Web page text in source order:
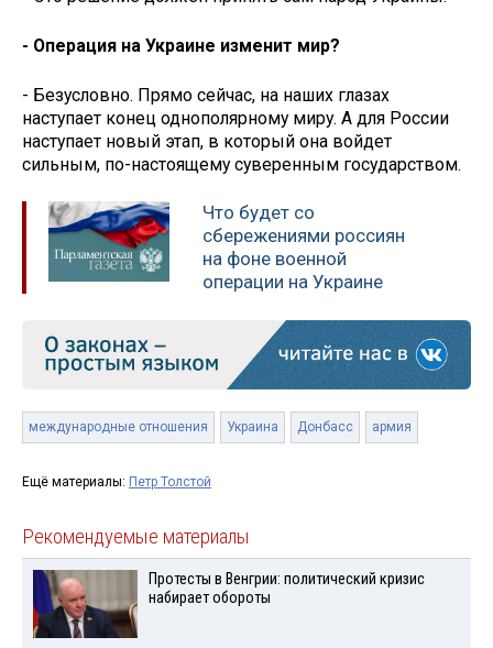
- Операция на Украине изменит мир?
- Безусловно. Прямо сейчас, на наших глазах
наступает конец однополярному миру. А для России
наступает новый этап, в который она войдет
сильным, по-настоящему суверенным государством.
Что будет со
сбережениями россиян
на фоне военной
операции на Украине
международные отношения Украина Донбасс армия
Ещё материалы: Петр Толстой
Рекомендуемые материалы
Протесты в Венгрии: политический кризис
набирает обороты